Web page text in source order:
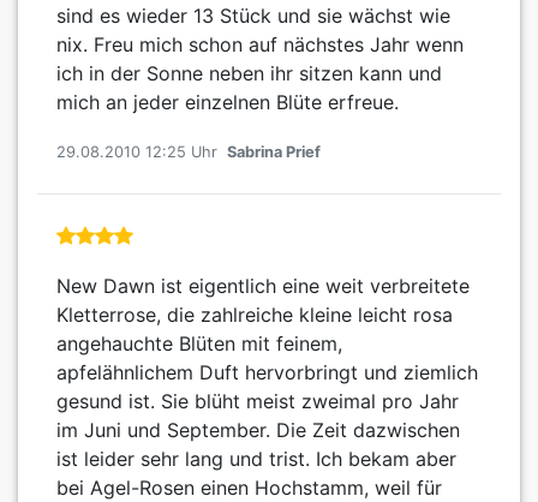
sind es wieder 13 Stück und sie wächst wie
nix. Freu mich schon auf nächstes Jahr wenn
ich in der Sonne neben ihr sitzen kann und
mich an jeder einzelnen Blüte erfreue.
29.08.2010 12:25 Uhr Sabrina Prief
New Dawn ist eigentlich eine weit verbreitete
Kletterrose, die zahlreiche kleine leicht rosa
angehauchte Blüten mit feinem,
apfelähnlichem Duft hervorbringt und ziemlich
gesund ist. Sie blüht meist zweimal pro Jahr
im Juni und September. Die Zeit dazwischen
ist leider sehr lang und trist. Ich bekam aber
bei Agel-Rosen einen Hochstamm, weil für